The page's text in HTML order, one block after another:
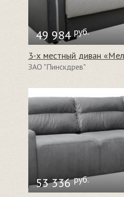
49 984 руб.
3-х местный диван
ЗАО "Пинскдрев"
53 336 руб.